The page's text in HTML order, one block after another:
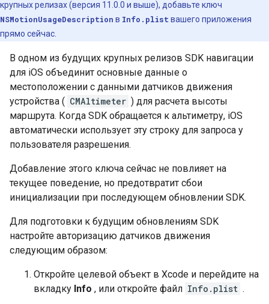
крупных релизах (версия 11.0.0 и выше), добавьте ключ
NSMotionUsageDescription в Info.plist вашего приложения
прямо сейчас.
В одном из будущих крупных релизов SDK навигации
для iOS объединит основные данные о
местоположении с данными датчиков движения
устройства ( CMAltimeter ) для расчета высоты
маршрута. Когда SDK обращается к альтиметру, iOS
автоматически использует эту строку для запроса у
пользователя разрешения.
Добавление этого ключа сейчас не повлияет на
текущее поведение, но предотвратит сбои
инициализации при последующем обновлении SDK.
Для подготовки к будущим обновлениям SDK
настройте авторизацию датчиков движения
следующим образом:
Откройте целевой объект в Xcode и перейдите на
вкладку Info , или откройте файл Info.plist .